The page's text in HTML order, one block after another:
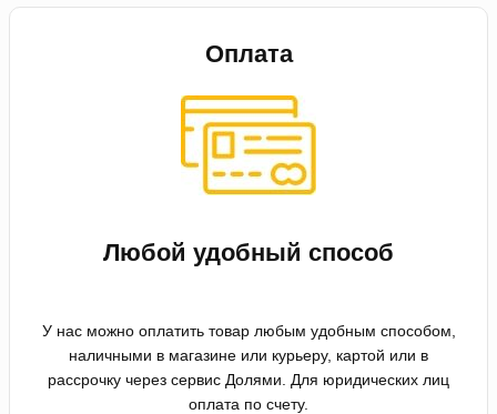
Оплата
Любой удобный способ
У нас можно оплатить товар любым удобным способом,
наличными в магазине или курьеру, картой или в
рассрочку через сервис Долями. Для юридических лиц
оплата по счету.